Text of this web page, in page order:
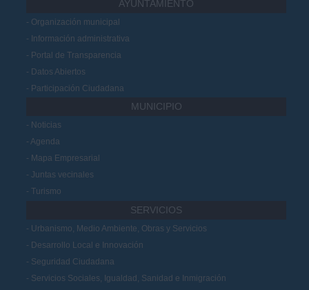
AYUNTAMIENTO
Organización municipal
Información administrativa
Portal de Transparencia
Datos Abiertos
Participación Ciudadana
MUNICIPIO
Noticias
Agenda
Mapa Empresarial
Juntas vecinales
Turismo
SERVICIOS
Urbanismo, Medio Ambiente, Obras y Servicios
Desarrollo Local e Innovación
Seguridad Ciudadana
Servicios Sociales, Igualdad, Sanidad e Inmigración